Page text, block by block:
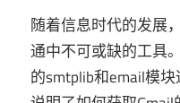
随着信息时代的发展
通中不可或缺的工具
的smtplib和email模